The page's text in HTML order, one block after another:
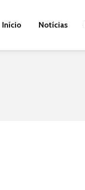
Início Notícias